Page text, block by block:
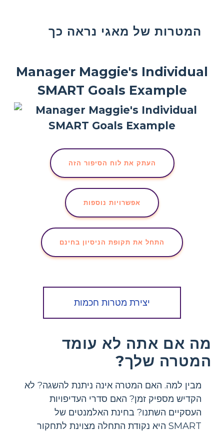
המטרות של מאגי נראה כך
Manager Maggie's Individual
SMART Goals Example
העתק את לוח הסיפור הזה
אפשרויות נוספות
התחל את תקופת הניסיון בחינם
יצירת מטרות חכמות
מה אם אתה לא עומד
המטרה שלך?
מבין למה. האם המטרה אינה ניתנת להשגה? לא
הקדיש מספיק זמן? האם סדרי העדיפויות
העסקיים השתנו? בחינת האלמנטים של
SMART היא נקודת התחלה מצוינת לתחקור